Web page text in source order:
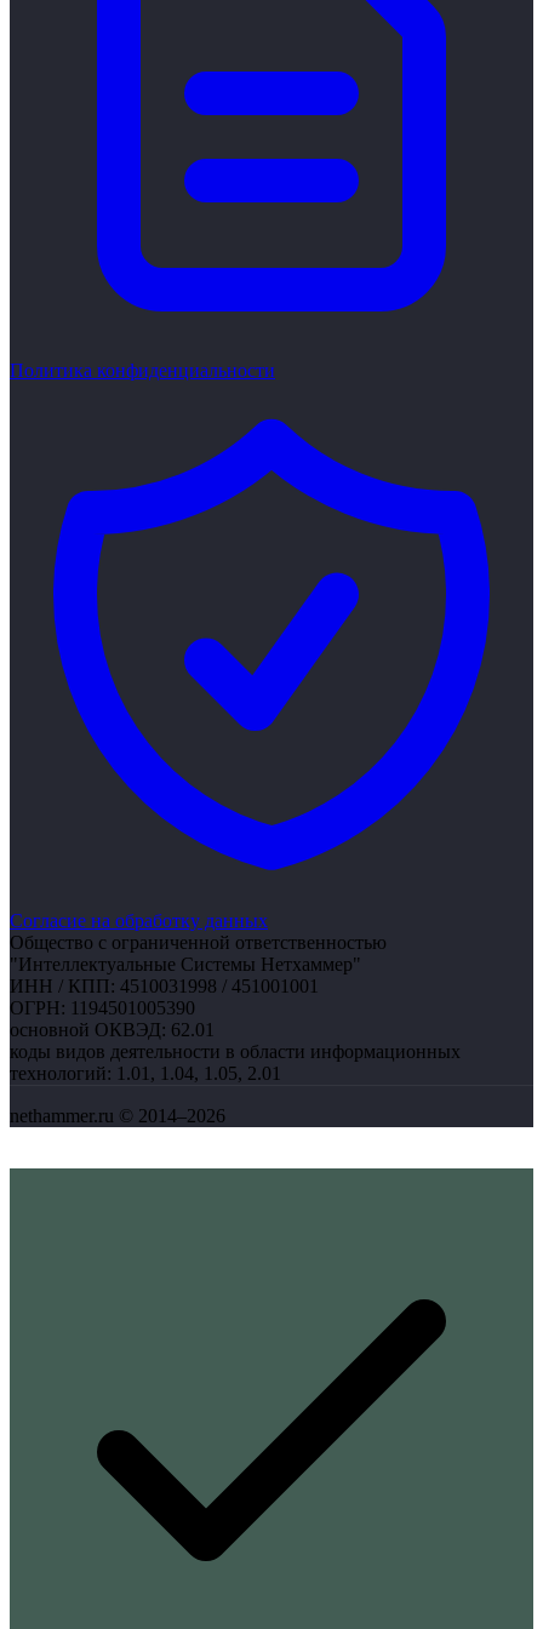
Политика конфиденциальности
Согласие на обработку данных
Общество с ограниченной ответственностью
"Интеллектуальные Системы Нетхаммер"
ИНН / КПП: 4510031998 / 451001001
ОГРН: 1194501005390
основной ОКВЭД: 62.01
коды видов деятельности в области информационных
технологий: 1.01, 1.04, 1.05, 2.01
nethammer.ru © 2014–2026